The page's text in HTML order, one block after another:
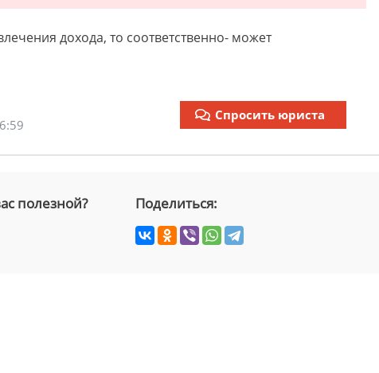
дохода, то соответственно- может
Спросить юриста
полезной? Поделиться: